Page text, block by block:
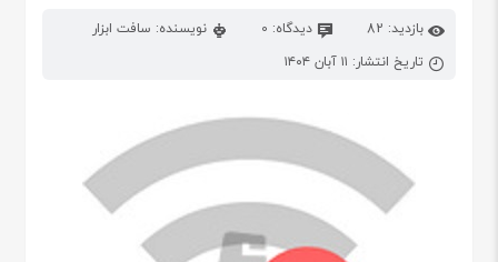
بازدید: 82 دیدگاه: 0
نویسنده: سافت ابزار
تاریخ انتشار: ۱۱ آبان ۱۴۰۴